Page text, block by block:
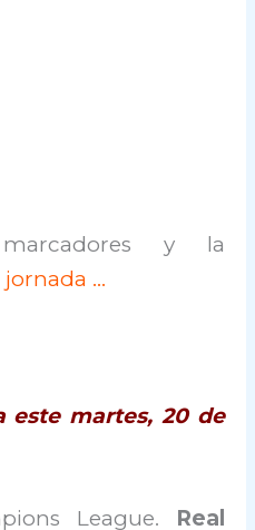
y la
jornada …
este martes, 20 de
League. Real